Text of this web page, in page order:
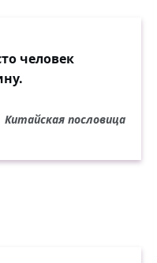
человек
Китайская пословица